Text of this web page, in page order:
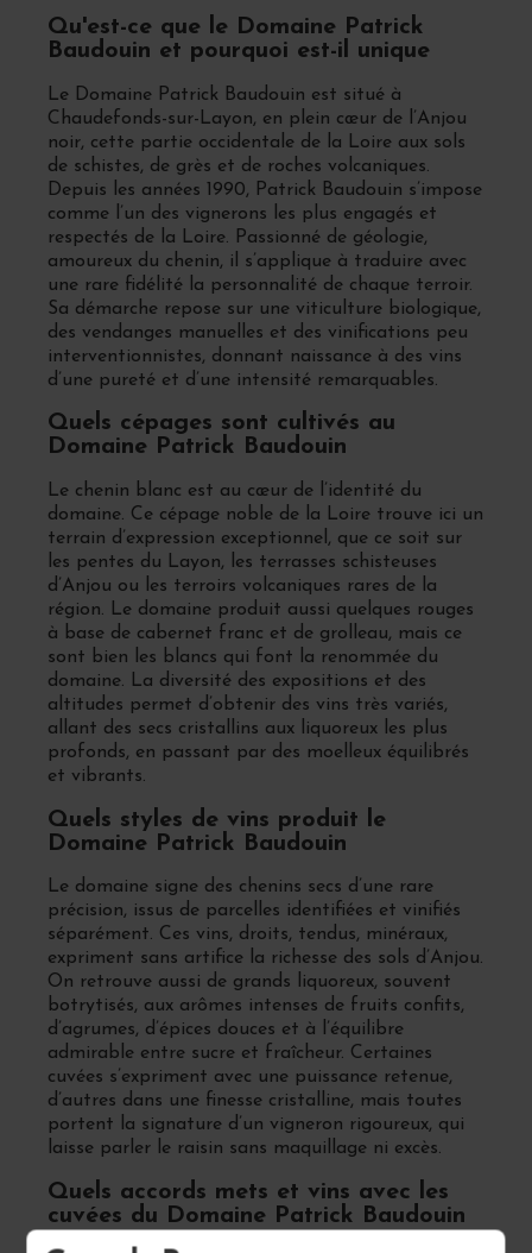
Qu'est-ce que le Domaine Patrick
Baudouin et pourquoi est-il unique
Le Domaine Patrick Baudouin est situé à
Chaudefonds-sur-Layon, en plein cœur de l’Anjou
noir, cette partie occidentale de la Loire aux sols
de schistes, de grès et de roches volcaniques.
Depuis les années 1990, Patrick Baudouin s’impose
comme l’un des vignerons les plus engagés et
respectés de la Loire. Passionné de géologie,
amoureux du chenin, il s’applique à traduire avec
une rare fidélité la personnalité de chaque terroir.
Sa démarche repose sur une viticulture biologique,
des vendanges manuelles et des vinifications peu
interventionnistes, donnant naissance à des vins
d’une pureté et d’une intensité remarquables.
Quels cépages sont cultivés au
Domaine Patrick Baudouin
Le chenin blanc est au cœur de l’identité du
domaine. Ce cépage noble de la Loire trouve ici un
terrain d’expression exceptionnel, que ce soit sur
les pentes du Layon, les terrasses schisteuses
d’Anjou ou les terroirs volcaniques rares de la
région. Le domaine produit aussi quelques rouges
à base de cabernet franc et de grolleau, mais ce
sont bien les blancs qui font la renommée du
domaine. La diversité des expositions et des
altitudes permet d’obtenir des vins très variés,
allant des secs cristallins aux liquoreux les plus
profonds, en passant par des moelleux équilibrés
et vibrants.
Quels styles de vins produit le
Domaine Patrick Baudouin
Le domaine signe des chenins secs d’une rare
précision, issus de parcelles identifiées et vinifiés
séparément. Ces vins, droits, tendus, minéraux,
expriment sans artifice la richesse des sols d’Anjou.
On retrouve aussi de grands liquoreux, souvent
botrytisés, aux arômes intenses de fruits confits,
d’agrumes, d’épices douces et à l’équilibre
admirable entre sucre et fraîcheur. Certaines
cuvées s’expriment avec une puissance retenue,
d’autres dans une finesse cristalline, mais toutes
portent la signature d’un vigneron rigoureux, qui
laisse parler le raisin sans maquillage ni excès.
Quels accords mets et vins avec les
cuvées du Domaine Patrick Baudouin